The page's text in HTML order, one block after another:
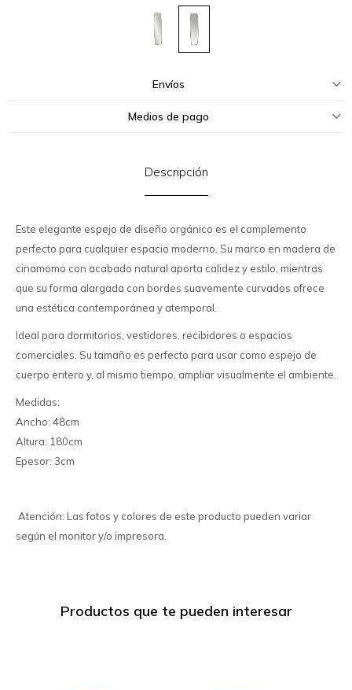
Envíos
Medios de pago
Descripción
Este elegante espejo de diseño orgánico es el complemento
perfecto para cualquier espacio moderno. Su marco en madera de
cinamomo con acabado natural aporta calidez y estilo, mientras
que su forma alargada con bordes suavemente curvados ofrece
una estética contemporánea y atemporal.
Ideal para dormitorios, vestidores, recibidores o espacios
comerciales. Su tamaño es perfecto para usar como espejo de
cuerpo entero y, al mismo tiempo, ampliar visualmente el ambiente.
Medidas:
Ancho: 48cm
Altura: 180cm
Epesor: 3cm
Atención: Las fotos y colores de este producto pueden variar
según el monitor y/o impresora.
Productos que te pueden interesar